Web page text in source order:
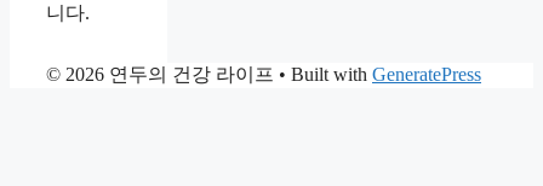
니다.
© 2026 연두의 건강 라이프 • Built with GeneratePress